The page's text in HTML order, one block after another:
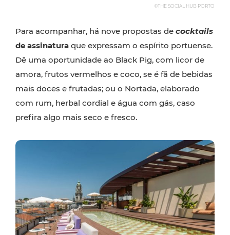
©THE SOCIAL HUB PORTO
Para acompanhar, há nove propostas de cocktails
de assinatura que expressam o espírito portuense.
Dê uma oportunidade ao Black Pig, com licor de
amora, frutos vermelhos e coco, se é fã de bebidas
mais doces e frutadas; ou o Nortada, elaborado
com rum, herbal cordial e água com gás, caso
prefira algo mais seco e fresco.